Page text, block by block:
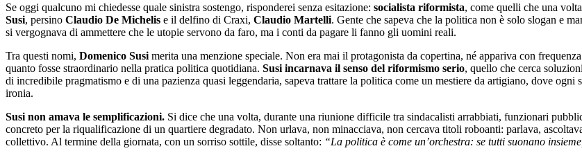
Se oggi qualcuno mi chiedesse quale sinistra sostengo, risponderei senza esitazione: socialista riformista, come quelli che una
Susi, persino Claudio De Michelis e il delfino di Craxi, Claudio Martelli. Gente che sapeva che la politica non è solo slogan e
si vergognava di ammettere che le utopie servono da faro, ma i conti da pagare li fanno gli uomini reali.
Tra questi nomi, Domenico Susi merita una menzione speciale. Non era mai il protagonista da copertina, né appariva con
quanto fosse straordinario nella pratica politica quotidiana. Susi incarnava il senso del riformismo serio, quello che cerca
di incredibile pragmatismo e di una pazienza quasi leggendaria, sapeva trattare la politica come un mestiere da artigiano, dove
ironia.
Susi non amava le semplificazioni. Si dice che una volta, durante una riunione difficile tra sindacalisti arrabbiati, funzionari
concreto per la riqualificazione di un quartiere degradato. Non urlava, non minacciava, non cercava titoli roboanti: parlava,
collettivo. Al termine della giornata, con un sorriso sottile, disse soltanto: “La politica è come un’orchestra: se tutti suonano